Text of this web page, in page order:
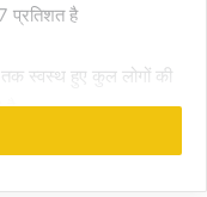
प्रतिशत है
स्वस्थ हुए कुल लोगों की
है